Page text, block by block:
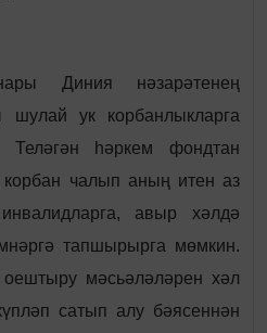
Диния нәзарәтенең
шулай ук корбанлыкларга
Теләгән һәркем фондтан
чалып аның итен аз
авыр хәлдә
тапшырырга мөмкин.
мәсьәләләрен хәл
сатып алу бәясеннән